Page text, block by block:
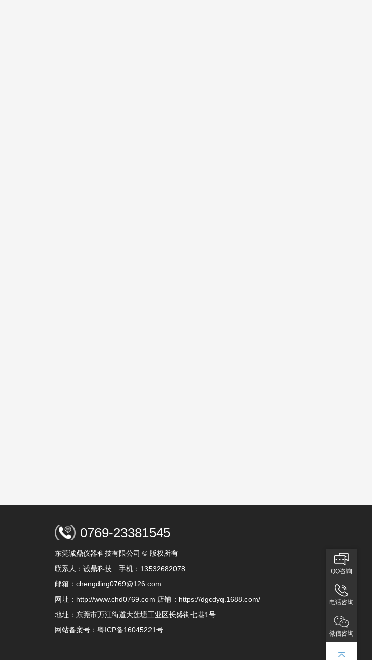
QQ咨询
电话咨询
微信咨询
0769-23381545
东莞诚鼎仪器科技有限公司 © 版权所有
联系人：诚鼎科技 手机：13532682078
邮箱：chengding0769@126.com
网址：http://www.chd0769.com 店铺：https://dgcdyq.1688.com/
地址：东莞市万江街道大莲塘工业区长盛街七巷1号
网站备案号： 粤ICP备16045221号